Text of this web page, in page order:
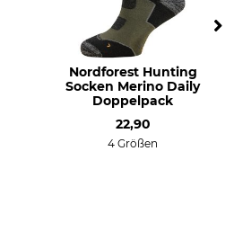
Nordforest Hunting
Socken Merino Daily
Doppelpack
22,90
4 Größen